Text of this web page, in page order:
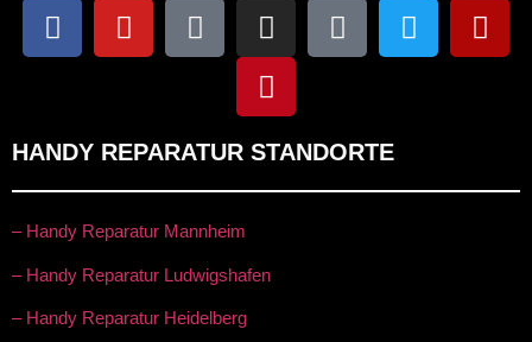
HANDY REPARATUR STANDORTE
– Handy Reparatur Mannheim
– Handy Reparatur Ludwigshafen
– Handy Reparatur Heidelberg